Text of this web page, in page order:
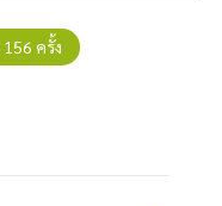
156 ครั้ง